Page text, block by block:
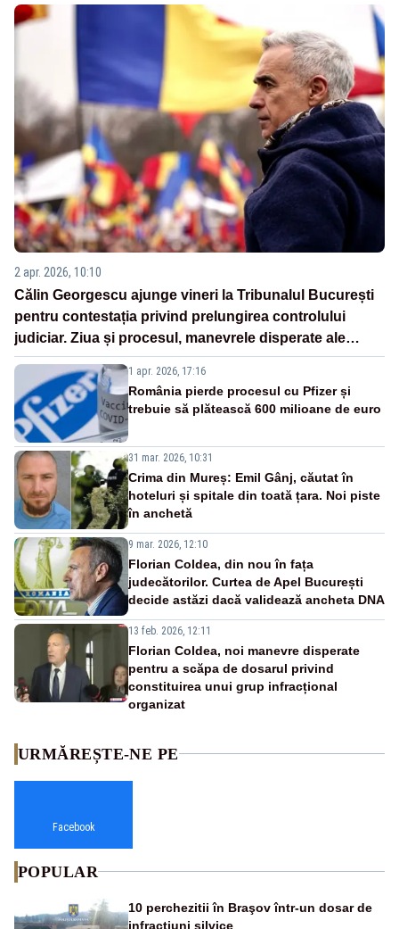
2 apr. 2026, 10:10
Călin Georgescu ajunge vineri la Tribunalul București
pentru contestația privind prelungirea controlului
judiciar. Ziua și procesul, manevrele disperate ale
Sistemului
1 apr. 2026, 17:16
România pierde procesul cu Pfizer și
trebuie să plătească 600 milioane de euro
31 mar. 2026, 10:31
Crima din Mureș: Emil Gânj, căutat în
hoteluri și spitale din toată țara. Noi piste
în anchetă
9 mar. 2026, 12:10
Florian Coldea, din nou în fața
judecătorilor. Curtea de Apel București
decide astăzi dacă validează ancheta DNA
13 feb. 2026, 12:11
Florian Coldea, noi manevre disperate
pentru a scăpa de dosarul privind
constituirea unui grup infracțional
organizat
URMĂREȘTE-NE PE
Facebook
POPULAR
10 perchezitii în Braşov într-un dosar de
infracţiuni silvice